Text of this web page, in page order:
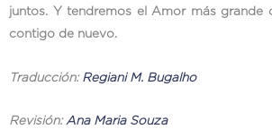
juntos. Y tendremos el Amor más grande
contigo de nuevo.
Traducción: Regiani M. Bugalho
Revisión:Ana Maria Souza